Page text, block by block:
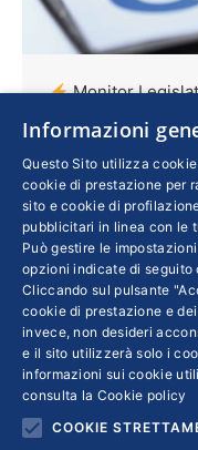
Monitor
Unica
Confindustria,
DiSIMONA ALTRUI
Appuntamento
incontri online
fiscali e Affari
d’impresa di
verranno
credito
condizioni della
disciplina
Informazioni
Questo Sito utilizza
cookie di prestazione per
sito e cookie di
pubblicitari in linea con le
Può gestire le
opzioni indicate di seguito
Cliccando sul pulsante
cookie di prestazione e
invece, non desideri
e il sito utilizzerà solo i
informazioni sui cookie
consulta la Cookie policy
COOKIE